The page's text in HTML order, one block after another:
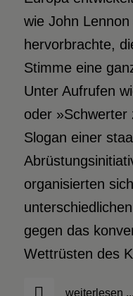
wie John
hervorbrachte,
Stimme eine
Unter Aufrufen
oder »Schwerter
Slogan einer
organisierten
gegen das
Wettrüsten des
weiterlesen ...